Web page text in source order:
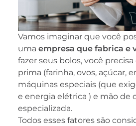
Vamos imaginar que você
uma empresa que fabrica e
fazer seus bolos, você
prima (farinha, ovos, açúcar,
máquinas especiais (que
e energia elétrica ) e mão de
especializada.
Todos esses fatores são